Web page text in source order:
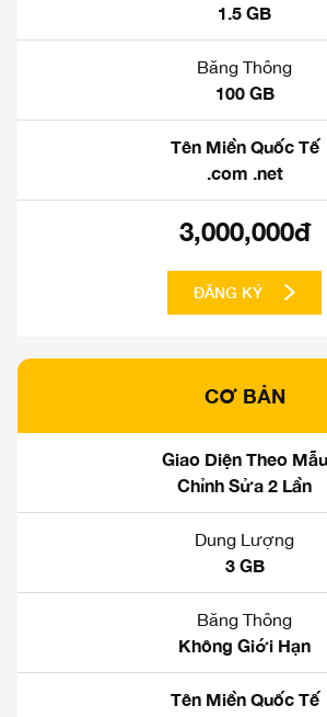
1.5 GB
Băng Thông
100 GB
Tên Miền Quốc Tế
.com .net
3,000,000đ
ĐĂNG KÝ
CƠ BẢN
Giao Diện Theo Mẫu
Chỉnh Sửa 2 Lần
Dung Lượng
3 GB
Băng Thông
Không Giới Hạn
Tên Miền Quốc Tế